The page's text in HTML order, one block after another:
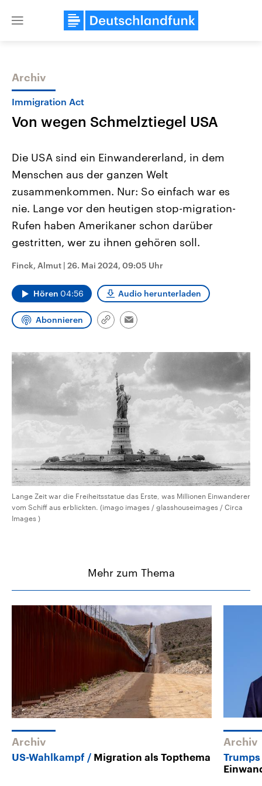
Close
Themen
Landtagswahl Sachsen-Anhalt
2026
Alle Informationen
Sachsen-Anhalt wählt am 6.
September 2026 einen neuen
Landtag. Seit 2021 wird das
Bundesland von einer Koalition aus
CDU, SPD und FDP regiert.-
Wahlprogramme, aktuelle Berichte
und Hintergründe zu den Parteien
Wahl.
USA
Aktuelle Beiträge,
Hintergründe
Wirtschaftlich und
gehören die Vereinigten
aktuelle Weltgeschehen.
Sendungen Programm Podcasts
Audio-Archiv
Archiv
Immigration Act
Von wegen Schmelztiegel USA
Die USA sind ein Einwandererland, in dem
Menschen aus der ganzen Welt
zusammenkommen. Nur: So einfach war es
nie. Lange vor den heutigen stop-migration-
Rufen haben Amerikaner schon darüber
gestritten, wer zu ihnen gehören soll.
Finck, Almut | 26. Mai 2024, 09:05 Uhr
Hören 04:56 Audio herunterladen
Abonnieren
Link
Email
Lange Zeit war die Freiheitsstatue das Erste, was Millionen Einwanderer
vom Schiff aus erblickten. (imago images / glasshouseimages / Circa
Images )
Mehr zum Thema
Archiv
US-Wahlkampf Migration als Topthema
Archiv